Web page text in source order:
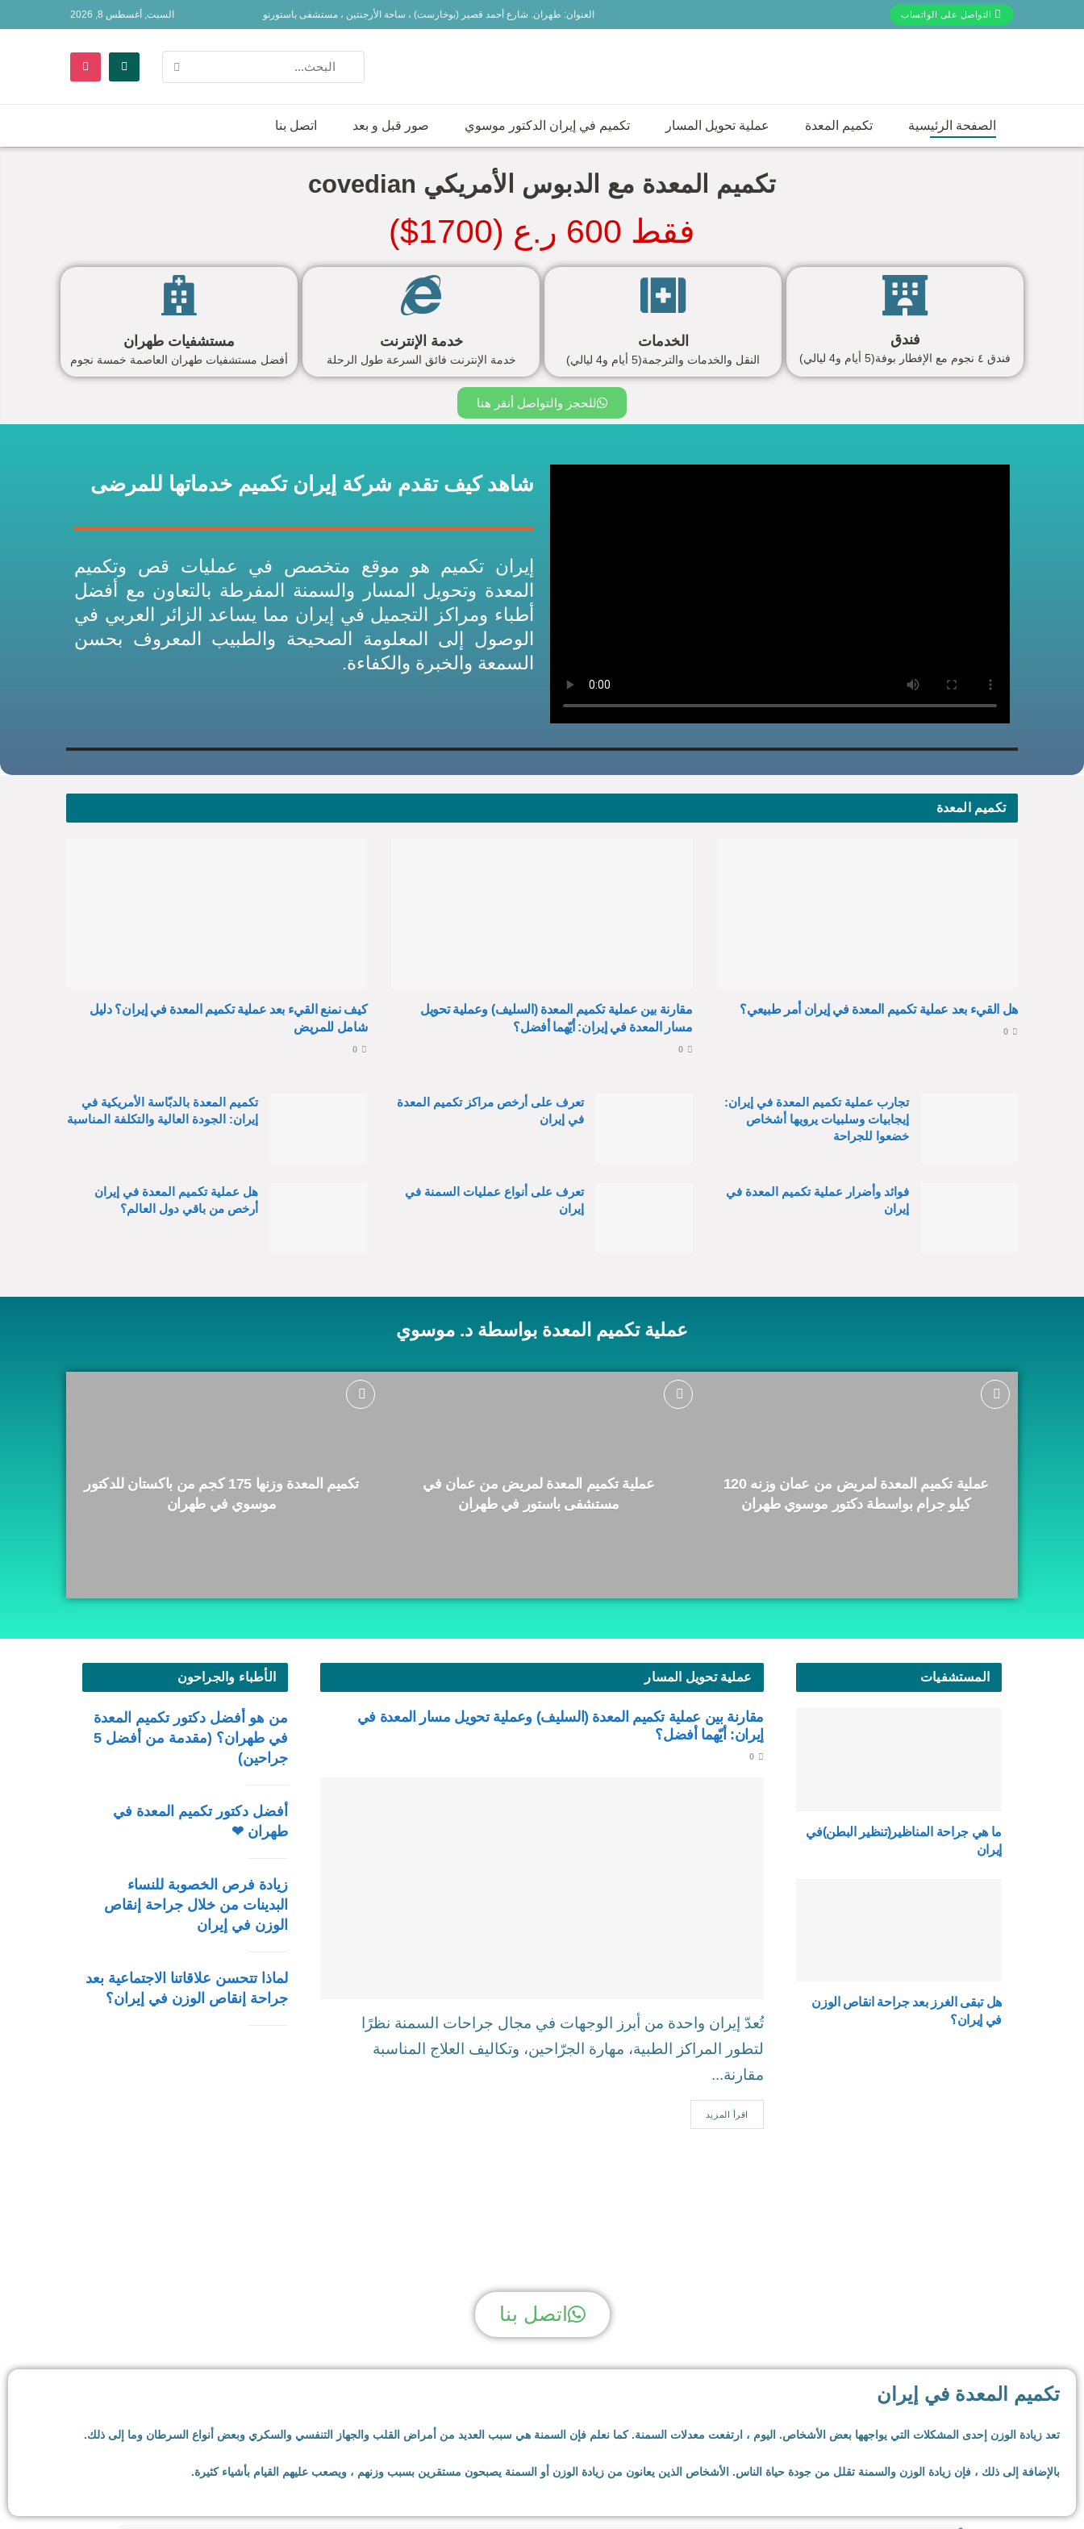
التواصل على الواتساب العنوان: طهران. شارع أحمد قصير (بوخارست) ، ساحة الأرجنتين ، مستشفى باستورنو السبت, أغسطس 8, 2026
تكميم المعدة في إيران
الصفحة الرئيسية تكميم المعدة عملية تحويل المسار تكميم في إيران الدكتور موسوي صور قبل و بعد اتصل بنا
تكميم المعدة مع الدبوس الأمريكي covedian
فقط 600 ر.ع (1700$)
فندق
فندق ٤ نجوم مع الإفطار بوفة(5 أيام و4 ليالي)
الخدمات
النقل والخدمات والترجمة(5 أيام و4 ليالي)
خدمة الإنترنت
خدمة الإنترنت فائق السرعة طول الرحلة
مستشفيات طهران
أفضل مستشفيات طهران العاصمة خمسة نجوم
للحجز والتواصل أنقر هنا
شاهد كيف تقدم شركة إيران تكميم خدماتها للمرضى
إيران تكميم هو موقع متخصص في عمليات قص وتكميم
المعدة وتحويل المسار والسمنة المفرطة بالتعاون مع أفضل
أطباء ومراكز التجميل في إيران مما يساعد الزائر العربي في
الوصول إلى المعلومة الصحيحة والطبيب المعروف بحسن
السمعة والخبرة والكفاءة.
تكميم المعدة
هل القيء بعد عملية تكميم المعدة في إيران أمر طبيعي؟
مقارنة بين عملية تكميم المعدة (السليف) وعملية تحويل
مسار المعدة في إيران: أيّهما أفضل؟
0
كيف نمنع القيء بعد عملية تكميم المعدة في إيران؟ دليل
شامل للمريض
تجارب عملية تكميم المعدة في إيران:
إيجابيات وسلبيات يرويها أشخاص
خضعوا للجراحة
تعرف على أرخص مراكز تكميم المعدة
في إيران
تكميم المعدة بالدبّاسة الأمريكية في
إيران: الجودة العالية والتكلفة المناسبة
فوائد وأضرار عملية تكميم المعدة في
إيران
تعرف على أنواع عمليات السمنة في
إيران
هل عملية تكميم المعدة في إيران
أرخص من باقي دول العالم؟
عملية تكميم المعدة بواسطة د. موسوي
عملية تكميم المعدة لمريض من عمان وزنه 120
كيلو جرام بواسطة دكتور موسوي طهران
عملية تكميم المعدة لمريض من عمان في
مستشفى باستور في طهران
تكميم المعدة وزنها 175 كجم من باكستان للدكتور
موسوي في طهران
المستشفيات
ما هي جراحة المناظير(تنظير البطن)في
إيران
هل تبقى الغرز بعد جراحة انقاص الوزن
في إيران؟
عملية تحويل المسار
مقارنة بين عملية تكميم المعدة (السليف) وعملية تحويل مسار المعدة في
إيران: أيّهما أفضل؟
تُعدّ إيران واحدة من أبرز الوجهات في مجال جراحات السمنة نظرًا
لتطور المراكز الطبية، مهارة الجرّاحين، وتكاليف العلاج المناسبة
مقارنة...
اقرأ المزيد
الأطباء والجراحون
من هو أفضل دكتور تكميم المعدة
في طهران؟ (مقدمة من أفضل 5
جراحين)
أفضل دكتور تكميم المعدة في
طهران ❤
زيادة فرص الخصوبة للنساء
البدينات من خلال جراحة إنقاص
الوزن في إيران
لماذا تتحسن علاقاتنا الاجتماعية بعد
جراحة إنقاص الوزن في إيران؟
اتصل بنا
تكميم المعدة في إيران
تعد زيادة الوزن إحدى المشكلات التي يواجهها بعض الأشخاص. اليوم ، ارتفعت معدلات السمنة. كما نعلم فإن السمنة هي سبب العديد من أمراض القلب والجهاز التنفسي والسكري وبعض أنواع السرطان وما إلى ذلك.
بالإضافة إلى ذلك ، فإن زيادة الوزن والسمنة تقلل من جودة حياة الناس. الأشخاص الذين يعانون من زيادة الوزن أو السمنة يصبحون مستقرين بسبب وزنهم ، ويصعب عليهم القيام بأشياء كثيرة.